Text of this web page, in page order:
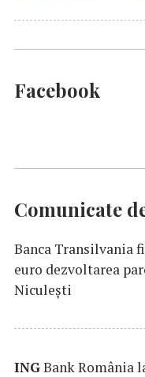
Facebook
Comunicate
Banca Transilvania
euro dezvoltarea
Niculești
INGBank România